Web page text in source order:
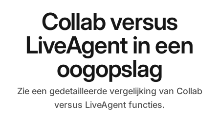
Collab versus
LiveAgent in een
oogopslag
Zie een gedetailleerde vergelijking van Collab
versus LiveAgent functies.